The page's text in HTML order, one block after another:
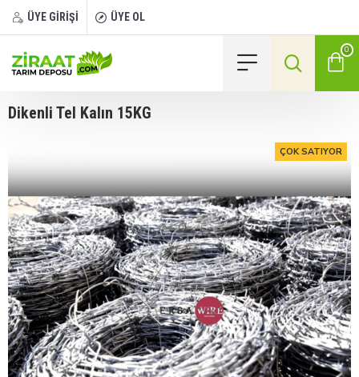
ÜYE GİRİŞİ ÜYE OL
0
Dikenli Tel Kalın 15KG
ÇOK SATIYOR